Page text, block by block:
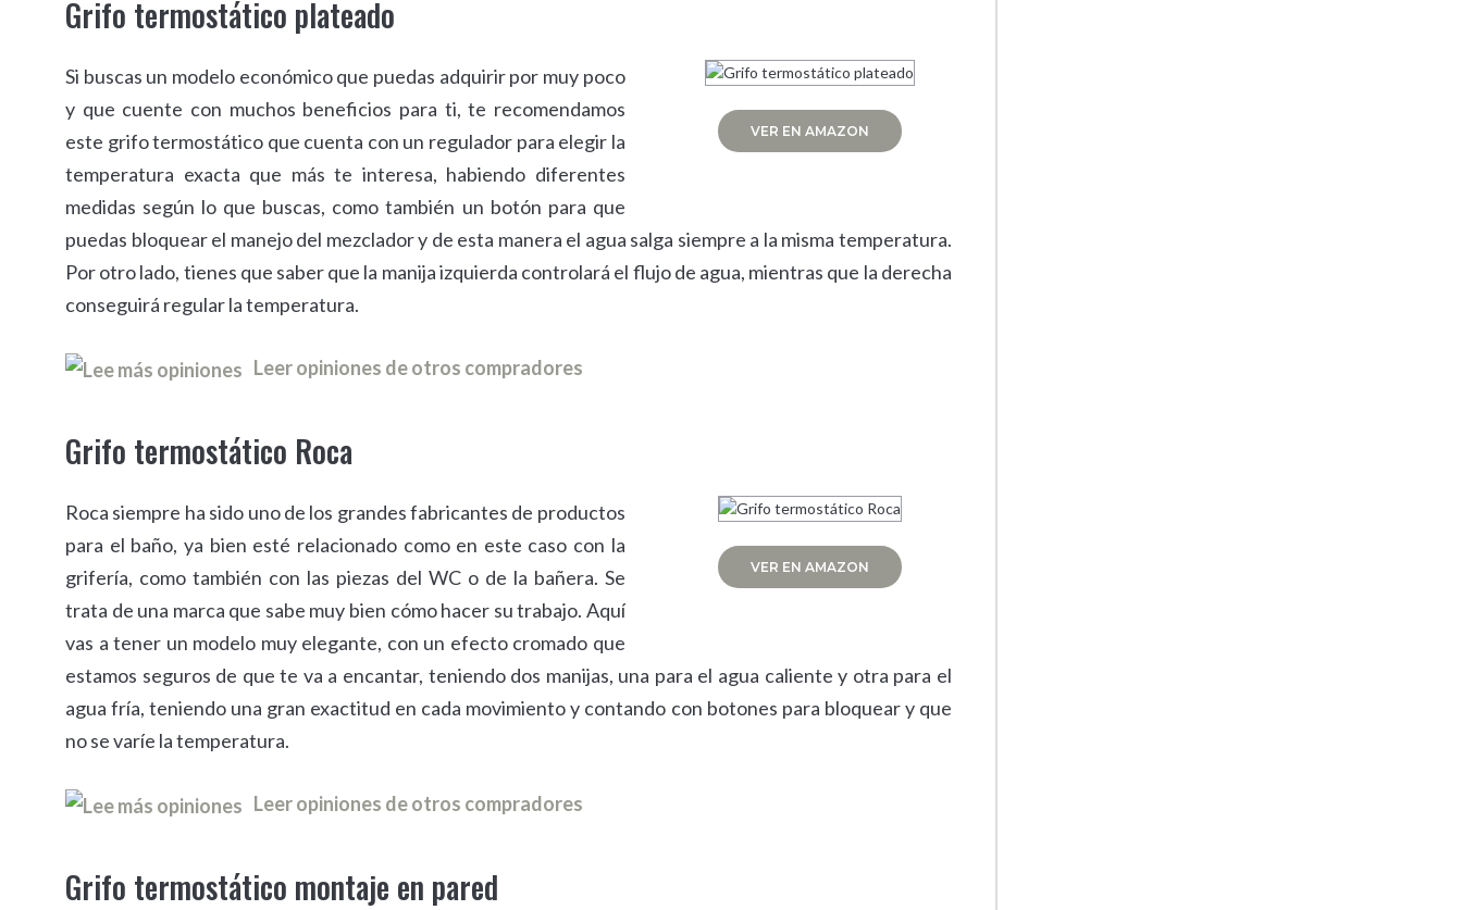
Grifo termostático plateado
VER EN AMAZON
Si buscas un modelo económico que puedas adquirir por muy poco
y que cuente con muchos beneficios para ti, te recomendamos
este grifo termostático que cuenta con un regulador para elegir la
temperatura exacta que más te interesa, habiendo diferentes
medidas según lo que buscas, como también un botón para que
puedas bloquear el manejo del mezclador y de esta manera el agua salga siempre a la misma temperatura.
Por otro lado, tienes que saber que la manija izquierda controlará el flujo de agua, mientras que la derecha
conseguirá regular la temperatura.
Leer opiniones de otros compradores
Grifo termostático Roca
VER EN AMAZON
Roca siempre ha sido uno de los grandes fabricantes de productos
para el baño, ya bien esté relacionado como en este caso con la
grifería, como también con las piezas del WC o de la bañera. Se
trata de una marca que sabe muy bien cómo hacer su trabajo. Aquí
vas a tener un modelo muy elegante, con un efecto cromado que
estamos seguros de que te va a encantar, teniendo dos manijas, una para el agua caliente y otra para el
agua fría, teniendo una gran exactitud en cada movimiento y contando con botones para bloquear y que
no se varíe la temperatura.
Leer opiniones de otros compradores
Grifo termostático montaje en pared